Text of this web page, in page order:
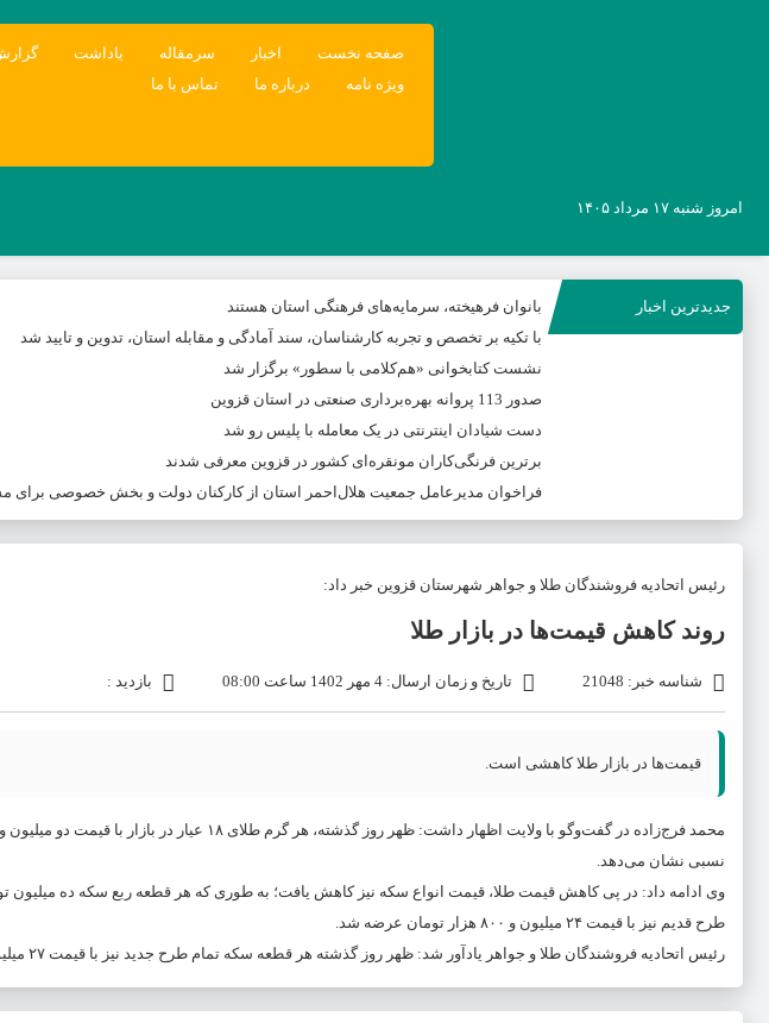
صفحه نخست اخبار سرمقاله یاداشت
ویژه نامه
درباره ما تماس با ما
امروز شنبه ۱۷ مرداد ۱۴۰۵
جدیدترین اخبار
بانوان فرهیخته، سرمایه‌های فرهنگی استان هستند
با تکیه بر تخصص و تجربه کارشناسان، سند آمادگی و مقابله استان، تدوین و تایید شد
نشست کتابخوانی «هم‌کلامی با سطور» برگزار شد
صدور 113 پروانه بهره‌برداری صنعتی در استان قزوین
دست شیادان اینترنتی در یک معامله با پلیس رو شد
برترین فرنگی‌کاران مونقره‌ای کشور در قزوین معرفی شدند
فراخوان مدیرعامل جمعیت هلال‌احمر استان از کارکنان دولت و بخش خصوصی برای
رئیس اتحادیه فروشندگان طلا و جواهر شهرستان قزوین خبر داد:
روند کاهش قیمت‌ها در بازار طلا
شناسه خبر: 21048 تاریخ و زمان ارسال: 4 مهر 1402 ساعت 08:00 بازدید :
قیمت‌ها در بازار طلا کاهشی است.
نسبی نشان می‌دهد.
طرح قدیم نیز با قیمت ۲۴ میلیون و ۸۰۰ هزار تومان عرضه شد.
رئیس اتحادیه فروشندگان طلا و جواهر یادآور شد: ظهر روز گذشته هر قطعه سکه تمام طرح جدید نیز با قیمت ۲۷ میلیون و ۶۵۰ هزار تومان در بازار عرضه شد./ق